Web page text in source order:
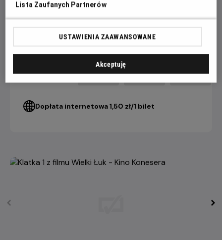
CENNIK
Bilet Konesera 22,90 ZŁ 26,90 ZŁ 28,90 ZŁ
Dopłata internetowa 1,50 zł/1 bilet
Lista Zaufanych Partnerów
USTAWIENIA ZAAWANSOWANE
Akceptuję